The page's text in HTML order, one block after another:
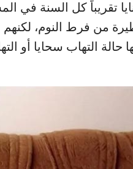
تقريباً كل السنة في
من فرط النوم، لكنهم
التهاب سحايا أو